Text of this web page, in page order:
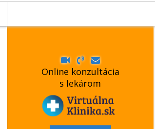
Online konzultácia
s lekárom